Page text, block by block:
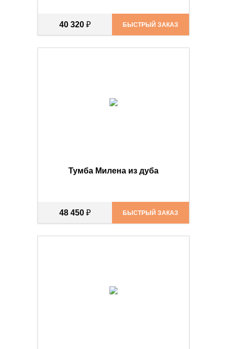
40 320 ₽ БЫСТРЫЙ ЗАКАЗ
Тумба Милена из дуба
48 450 ₽ БЫСТРЫЙ ЗАКАЗ